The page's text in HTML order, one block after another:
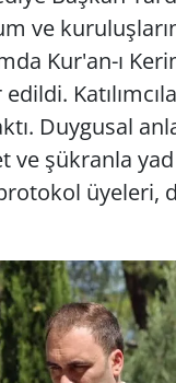
ve
Kur'an-ı
Duygusal
şükranla